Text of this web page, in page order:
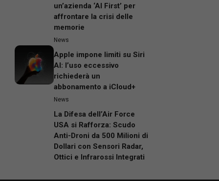
un’azienda ‘AI First’ per
affrontare la crisi delle
memorie
News
Apple impone limiti su Siri
AI: l’uso eccessivo
richiederà un
abbonamento a iCloud+
News
La Difesa dell’Air Force
USA si Rafforza: Scudo
Anti-Droni da 500 Milioni di
Dollari con Sensori Radar,
Ottici e Infrarossi Integrati